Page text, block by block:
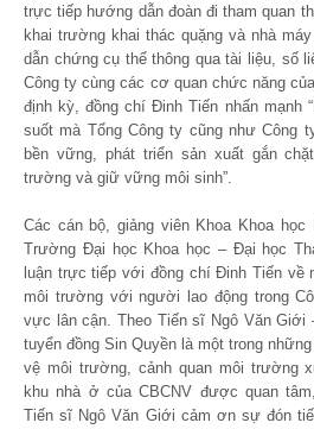
trực tiếp hướng dẫn đoàn đi tham quan
khai trường khai thác quặng và nhà
dẫn chứng cụ thể thông qua tài liệu, số
Công ty cùng các cơ quan chức năng
định kỳ, đồng chí Đinh Tiến nhấn mạnh
suốt mà Tổng Công ty cũng như Công
bền vững, phát triển sản xuất gắn
trường và giữ vững môi sinh”.
Các cán bộ, giảng viên Khoa Khoa
Trường Đại học Khoa học – Đại học
luận trực tiếp với đồng chí Đinh Tiến về
môi trường với người lao động trong
vực lân cận. Theo Tiến sĩ Ngô Văn Giới
tuyển đồng Sin Quyền là một trong
vệ môi trường, cảnh quan môi trường
khu nhà ở của CBCNV được quan
Tiến sĩ Ngô Văn Giới cảm ơn sự đón